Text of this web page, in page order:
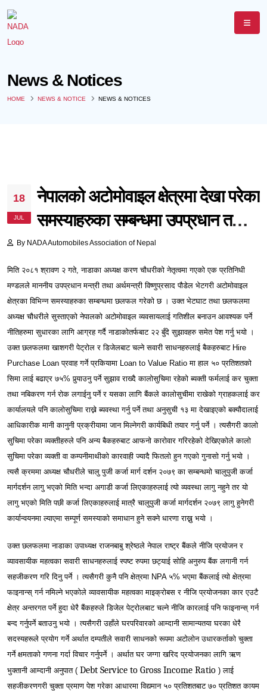
News & Notices
HOME NEWS & NOTICE NEWS & NOTICES
18
JUL
नेपालको अटोमोवाइल क्षेत्रमा देखा परेका
समस्याहरुका सम्बन्धमा उपप्रधान तथा
अर्थमन्त्रीसंग छलफल ।
By NADA Automobiles Association of Nepal
मिति २०८१ श्रावण २ गते, नाडाका अध्यक्ष करण चौधरीको नेतृत्वमा गएको एक प्रतिनिधी
मण्डलले माननीय उपप्रधान मन्त्री तथा अर्थमन्त्री विष्णुप्रसाद पौडेल भेटगरी अटोमोवाइल
क्षेत्रका विभिन्न समस्याहरुका सम्बन्धमा छलफल गरेको छ । उक्त भेटघाट तथा छलफलमा
अध्यक्ष चौधरीले सुस्ताएको नेपालको अटोमोवाइल व्यवसायलाई गतिशील बनाउन आवश्यक पर्ने
नीतिहरुमा सुधारका लागि आग्रह गर्दै नाडाकोतर्फबाट २२ बुँदे सुझावहरु समेत पेश गर्नु भयो ।
उक्त छलफलमा खाशगरी पेट्रोल र डिजेलबाट चल्ने सवारी साधनहरुलाई बैकहरुबाट Hire
Purchase Loan प्रवाह गर्ने प्रकियामा Loan to Value Ratio मा हाल ५० प्रतिशतको
सिमा लाई बढाएर ७५% पुर्‍याउनु पर्ने सुझाव राख्दै कालोसुचिमा रहेको ब्यक्ती फर्मलाई कर चुक्ता
तथा नबिकरण गर्न रोक लगाईनु पर्ने र यसका लागि बैंकले कालोसुचीमा राखेको ग्राहकलाई कर
कार्यालयले पनि कालोसुचिमा राख्ने ब्यवस्था गर्नु पर्ने तथा अनुसुची १३ मा देखाइएको बक्यौदालाई
आधिकारीक मानी कानुनी प्रक्रीयामा जान मिल्नेगरी कार्यबिधी तयार गर्नु पर्ने । त्यसैगरी कालो
सुचिमा परेका व्यक्तीहरुले पनि अन्य बैकहरुबाट आफनो कारोवार गरिरहेको देखिएकोले कालो
सुचिमा परेका व्यक्ती वा कम्पनीमाथीको कारवाही ज्यादै फितलो हुन गएको गुनासो गर्नु भयो ।
त्यसै क्रममा अध्यक्ष चौधरीले चालु पुजी कर्जा मार्ग दर्शन २०७९ का सम्बन्धमो चालुपुजी कर्जा
मार्गदर्शन लागु भएको मिति भन्दा अगाडी कर्जा लिएकाहरुलाई त्यो व्यवस्था लागु नहुने तर यो
लागु भएको मिति पछी कर्जा लिएकाहरुलाई मात्रै चालुपुजी कर्जा मार्गदर्शन २०७९ लागु हुनेगरी
कार्यान्वयनमा ल्याएमा सम्पूर्ण समस्याको समाधान हुने सक्ने धारणा राख्नु भयो ।
उक्त छलफलमा नाडाका उपाध्यक्ष राजनबाबु श्रेष्ठले नेपाल राष्ट्र बैंकले नीजि प्रयोजन र
व्यावसायीक महत्वका सवारी साधनहरुलाई स्पष्ट रुपमा छट्याई सोहि अनुरुप बैंक लगानी गर्न
सहजीकरण गरि दिनु पर्ने । त्यसैगरी कुनै पनि क्षेत्रमा NPA ५% भएमा बैंकलाई त्यो क्षेत्रमा
फाइनान्स् गर्न नमिल्ने भएकोले व्यावसायीक महत्वका माइक्रोबस र नीजि प्रयोजनका कार एउटै
क्षेत्र अन्तरगत पर्ने हुदा धेरै बैंकहरुले डिजेल पेट्रोलबाट चल्ने नीजि कारलाई पनि फाइनान्स् गर्न
बन्द गर्नुपर्ने बताउनु भयो । त्यसैगरी उहाँले घरपरिवारको आम्दानी सामान्यतया घरका धेरै
सदस्यहरूले प्रयोग गर्ने अर्थात दम्पतीले सवारी साधनको रूपमा अटोलोन उधारकर्ताको चुक्ता
गर्ने क्षमताको गणना गर्दा विचार गर्नुपर्ने । अर्थात घर जग्गा खरिद प्रयोजनका लागि ऋण
भुक्तानी आम्दानी अनुपात ( Debt Service to Gross Income Ratio ) लाई
सहजीकरणगरी चुक्ता प्रमाण पेश गरेका आधारमा विद्यमान ५० प्रतिशतबाट ७० प्रतिशत कायम